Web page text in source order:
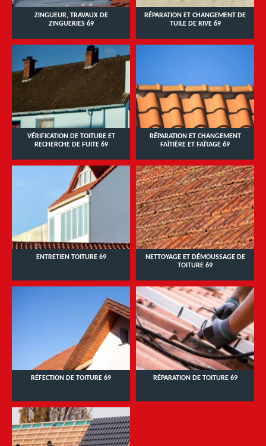
ZINGUEUR, TRAVAUX DE
ZINGUERIES 69
RÉPARATION ET CHANGEMENT DE
TUILE DE RIVE 69
VÉRIFICATION DE TOITURE ET
RECHERCHE DE FUITE 69
RÉPARATION ET CHANGEMENT
FAÎTIÈRE ET FAÎTAGE 69
ENTRETIEN TOITURE 69
NETTOYAGE ET DÉMOUSSAGE DE
TOITURE 69
RÉFECTION DE TOITURE 69 RÉPARATION DE TOITURE 69